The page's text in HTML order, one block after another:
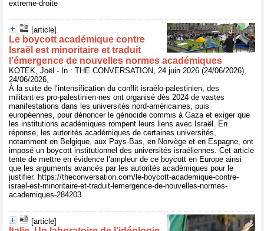
extreme-droite
[article]
Le boycott académique contre
Israël est minoritaire et traduit
l’émergence de nouvelles normes académiques
KOTEK, Joël - In : THE CONVERSATION, 24 juin 2026 (24/06/2026),
24/06/2026,
À la suite de l’intensification du conflit israélo-palestinien, des
militant·es pro-palestinien·nes ont organisé dès 2024 de vastes
manifestations dans les universités nord-américaines, puis
européennes, pour dénoncer le génocide commis à Gaza et exiger que
les institutions académiques rompent leurs liens avec Israël. En
réponse, les autorités académiques de certaines universités,
notamment en Belgique, aux Pays-Bas, en Norvège et en Espagne, ont
imposé un boycott institutionnel des universités israéliennes. Cet article
tente de mettre en évidence l’ampleur de ce boycott en Europe ainsi
que les arguments avancés par les autorités académiques pour le
justifier. https://theconversation.com/le-boycott-academique-contre-
israel-est-minoritaire-et-traduit-lemergence-de-nouvelles-normes-
academiques-284203
[article]